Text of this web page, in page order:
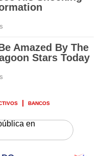
BANCOS
en